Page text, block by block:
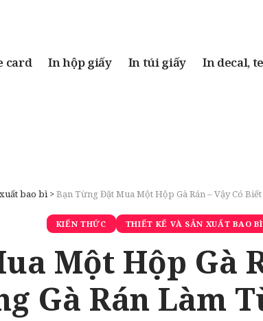
card In hộp giấy In túi giấy In decal,
bao bì>Bạn Từng Đặt Mua Một Hộp Gà Rán – Vậy Có
KIẾN THỨC THIẾT KẾ VÀ SẢN XUẤT BAO BÌ
Một Hộp Gà
Gà Rán Làm